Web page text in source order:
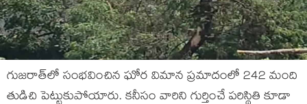
గుజ‌రాత్‌లో సంభ‌వించిన ఘోర విమాన ప్ర‌మాదంలో 242 మంది
తుడిచి పెట్టుకుపోయారు. క‌నీసం వారిని గుర్తించే ప‌రిస్థితి కూడా